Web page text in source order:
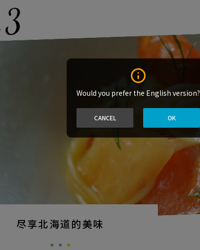
Would you prefer the English version?
CANCEL OK
3
尽享北海道的美味